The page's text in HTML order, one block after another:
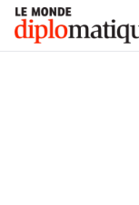
Skip
content
Le monde